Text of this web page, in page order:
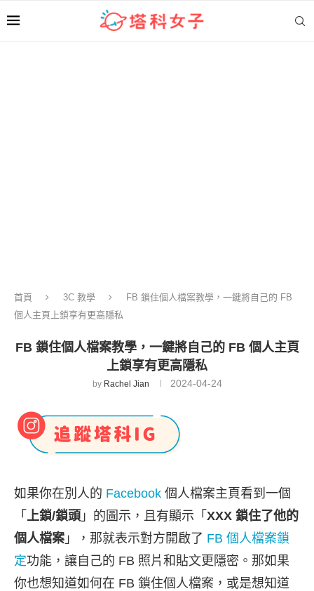
首頁 3C 教學
FB 鎖住個人檔案教學，一鍵將自己的 FB
個人主頁上鎖享有更高隱私
FB 鎖住個人檔案教學，一鍵將自己的 FB 個人主頁
上鎖享有更高隱私
by Rachel Jian 2024-04-24
如果你在別人的 Facebook 個人檔案主頁看到一個
「 上鎖/鎖頭 」的圖示，且有顯示「 XXX 鎖住了他的
個人檔案 」，那就表示對方開啟了 FB 個人檔案鎖
定功能，讓自己的 FB 照片和貼文更隱密。那如果
你也想知道如何在 FB 鎖住個人檔案，或是想知道